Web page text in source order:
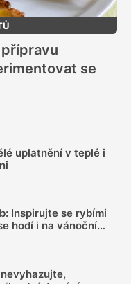
se
uplatnění v teplé i
Inspirujte se rybími
hodí i na vánoční